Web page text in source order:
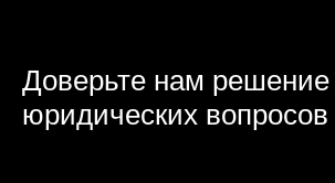
Доверьте нам решение
юридических вопросов